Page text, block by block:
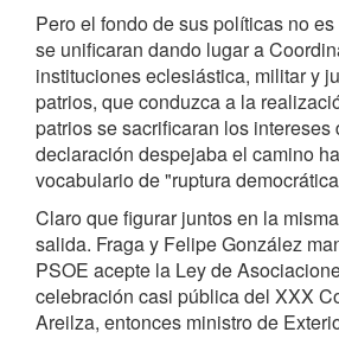
Pero el fondo de sus políticas no
se unificaran dando lugar a
instituciones eclesiástica, militar y
patrios, que conduzca a la
patrios se sacrificaran los
declaración despejaba el camino
vocabulario de "ruptura
Claro que figurar juntos en la
salida. Fraga y Felipe González
PSOE acepte la Ley de
celebración casi pública del XXX
Areilza, entonces ministro de